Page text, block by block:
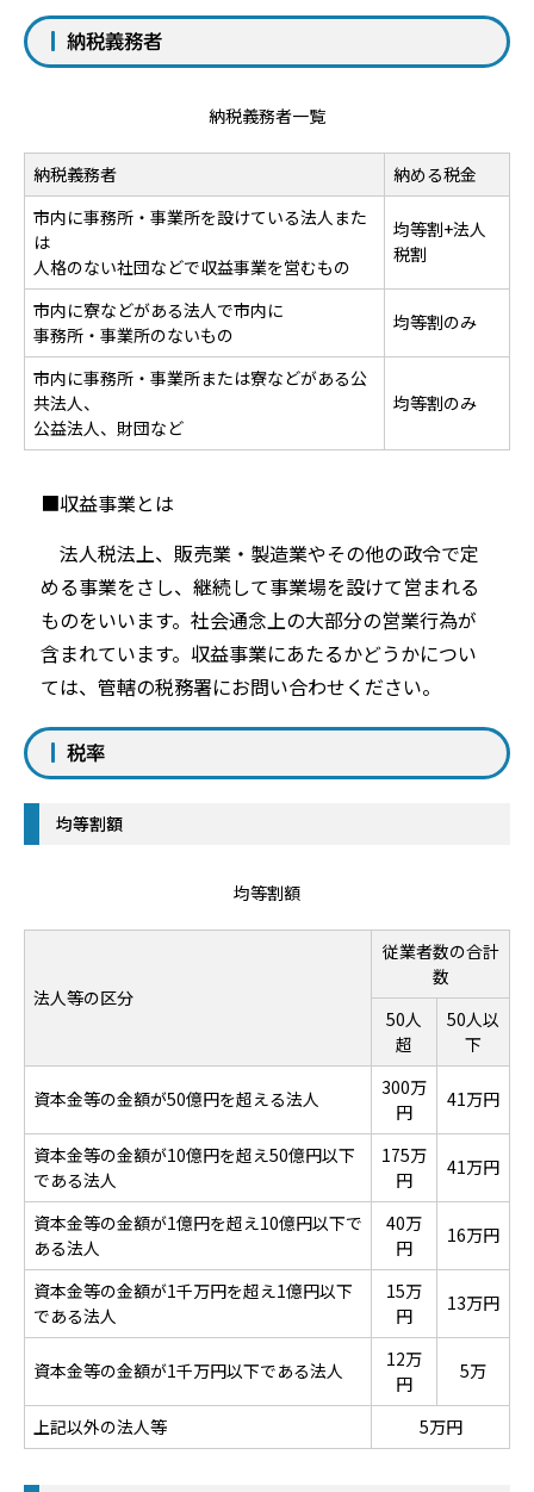
納税義務者
納税義務者一覧
納税義務者
納める税金
市内に事務所・事業所を設けている法人また
は
人格のない社団などで収益事業を営むもの
均等割+法人
税割
市内に寮などがある法人で市内に
事務所・事業所のないもの
均等割のみ
市内に事務所・事業所または寮などがある公
共法人、
公益法人、財団など
均等割のみ
■収益事業とは
法人税法上、販売業・製造業やその他の政令で定
める事業をさし、継続して事業場を設けて営まれる
ものをいいます。社会通念上の大部分の営業行為が
含まれています。収益事業にあたるかどうかについ
ては、管轄の税務署にお問い合わせください。
税率
均等割額
均等割額
法人等の区分
従業者数の合計
数
50人
超
50人以
下
資本金等の金額が50億円を超える法人
300万
円
41万円
資本金等の金額が10億円を超え50億円以下
である法人
175万
円
41万円
資本金等の金額が1億円を超え10億円以下で
ある法人
40万
円
16万円
資本金等の金額が1千万円を超え1億円以下
である法人
15万
円
13万円
資本金等の金額が1千万円以下である法人
12万
円
5万
上記以外の法人等 5万円